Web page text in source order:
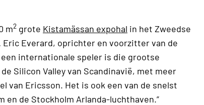
m2 grote Kistamässan expohal in het Zweedse
Everard, oprichter en voorzitter van de
internationale speler is die grootse
Silicon Valley van Scandinavië, met meer
van Ericsson. Het is ook een van de snelst
en de Stockholm Arlanda-luchthaven.”